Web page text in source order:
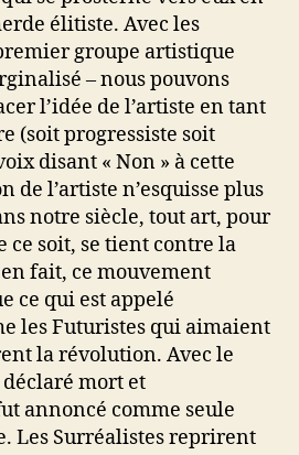
élitiste. Avec les
groupe artistique
– nous pouvons
l’idée de l’artiste en tant
(soit progressiste soit
disant « Non » à cette
de l’artiste n’esquisse plus
notre siècle, tout art, pour
ce soit, se tient contre la
fait, ce mouvement
ce qui est appelé
les Futuristes qui aimaient
la révolution. Avec le
mort et
annoncé comme seule
Les Surréalistes reprirent